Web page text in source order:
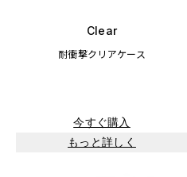
Clear
耐衝撃クリアケース
今すぐ購入
もっと詳しく